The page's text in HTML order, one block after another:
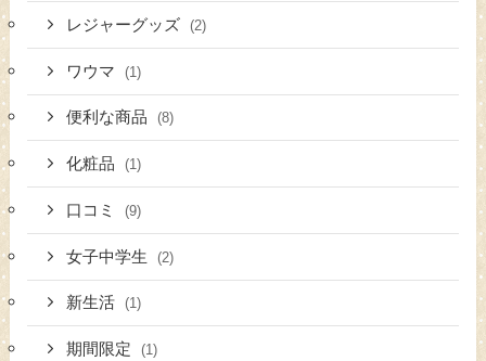
レジャーグッズ (2)
ワウマ (1)
便利な商品 (8)
化粧品 (1)
口コミ (9)
女子中学生 (2)
新生活 (1)
期間限定 (1)